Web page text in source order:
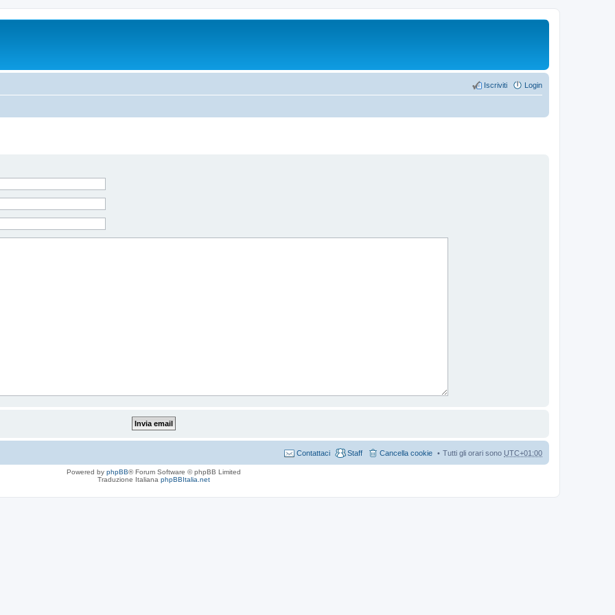
Login
Iscriviti
Tutti gli orari sono UTC+01:00
Cancella cookie
Staff
Contattaci
Powered by phpBB® Forum Software © phpBB Limited
Traduzione Italiana phpBBItalia.net